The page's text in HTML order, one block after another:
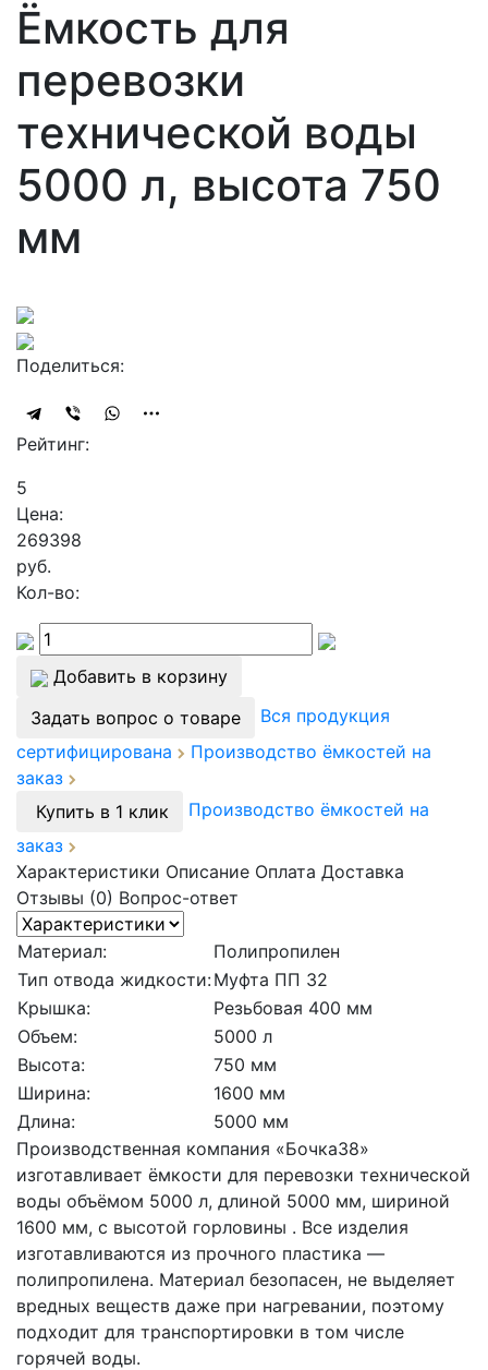
Ёмкость для
перевозки
технической воды
5000 л, высота 750
мм
Поделиться:
Рейтинг:
5
Цена:
269398
руб.
Кол-во:
Добавить в корзину
Задать вопрос о товаре
Вся продукция
сертифицирована
Производство ёмкостей на
заказ
Купить в 1 клик
Производство ёмкостей на
заказ
Характеристики Описание Оплата Доставка
Отзывы (0) Вопрос-ответ
Материал:
Полипропилен
Тип отвода жидкости:Муфта ПП 32
Крышка:
Резьбовая 400 мм
Объем:
5000 л
Высота:
750 мм
Ширина:
1600 мм
Длина:
5000 мм
Производственная компания «Бочка38»
изготавливает ёмкости для перевозки технической
воды объёмом 5000 л, длиной 5000 мм, шириной
1600 мм, с высотой горловины . Все изделия
изготавливаются из прочного пластика —
полипропилена. Материал безопасен, не выделяет
вредных веществ даже при нагревании, поэтому
подходит для транспортировки в том числе
горячей воды.